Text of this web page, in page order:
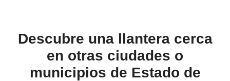
Descubre una llantera cerca
en otras ciudades o
municipios de Estado de